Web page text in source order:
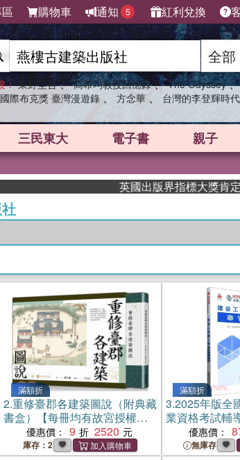
購物車 通知 5 紅利兌換
： 東野圭吾 、 高希均教授回憶錄 、 The Odyssey 、
國際布克獎 臺灣漫遊錄 、 方念華 、 台灣的李登輝時代
三民東大 電子書 親子
英國出版界指標大獎肯定！A.F.
滿額折
2.重修臺郡各建築圖說（附典藏
書盒）【每冊均有故宮授權雷
射防偽標籤】
優惠價： 9 2520
庫存：2
滿額折
3.2025年版全
業資格考試輔
工管理章節刷
優惠價：
無庫存